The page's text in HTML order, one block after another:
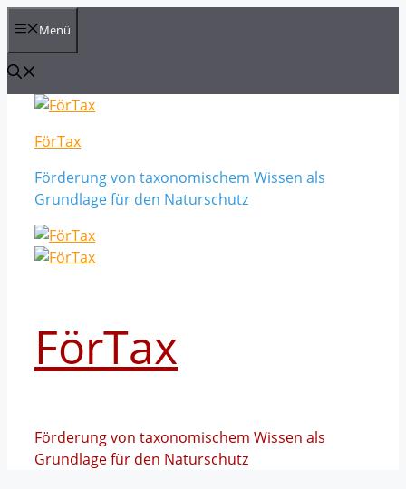
Inhalt
springen
Menü
FörTax
Förderung von taxonomischem Wissen als
Grundlage für den Naturschutz
FörTax
Förderung von taxonomischem Wissen als
Grundlage für den Naturschutz